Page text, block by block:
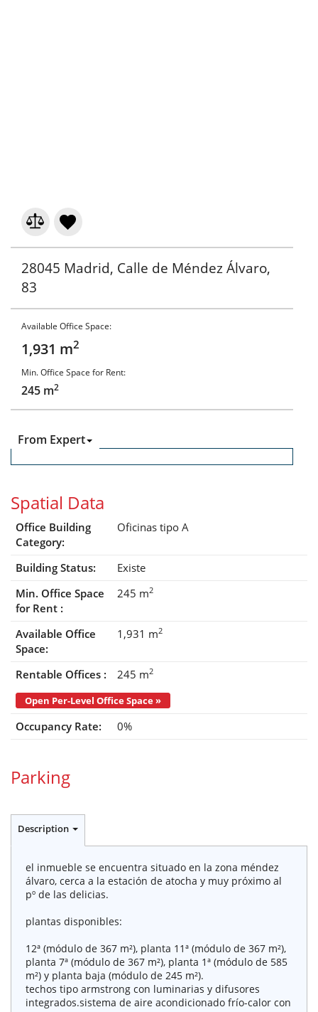
28045 Madrid, Calle de Méndez Álvaro,
83
Available Office Space:
1,931 m2
Min. Office Space for Rent:
245 m2
From Expert
Spatial Data
Office Building
Category:
Oficinas tipo A
Building Status:
Existe
Min. Office Space
for Rent :
245 m2
Available Office
Space:
1,931 m2
Rentable Offices : 245 m2
Open Per-Level Office Space »
Occupancy Rate: 0%
Parking
Description
el inmueble se encuentra situado en la zona méndez
álvaro, cerca a la estación de atocha y muy próximo al
pº de las delicias.
plantas disponibles:
12ª (módulo de 367 m²), planta 11ª (módulo de 367 m²),
planta 7ª (módulo de 367 m²), planta 1ª (módulo de 585
m²) y planta baja (módulo de 245 m²).
techos tipo armstrong con luminarias y difusores
integrados.sistema de aire acondicionado frío-calor con